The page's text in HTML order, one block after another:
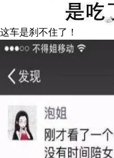
这车是刹不住了！